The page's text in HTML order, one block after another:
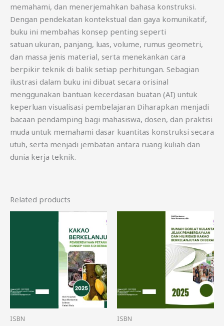
memahami, dan menerjemahkan bahasa konstruksi.
Dengan pendekatan kontekstual dan gaya komunikatif,
buku ini membahas konsep penting seperti
satuan ukuran, panjang, luas, volume, rumus geometri,
dan massa jenis material, serta menekankan cara
berpikir teknik di balik setiap perhitungan. Sebagian
ilustrasi dalam buku ini dibuat secara orisinal
menggunakan bantuan kecerdasan buatan (AI) untuk
keperluan visualisasi pembelajaran Diharapkan menjadi
bacaan pendamping bagi mahasiswa, dosen, dan praktisi
muda untuk memahami dasar kuantitas konstruksi secara
utuh, serta menjadi jembatan antara ruang kuliah dan
dunia kerja teknik.
Related products
ISBN ISBN